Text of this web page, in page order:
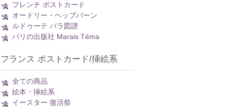
フレンチ ポストカード
オードリー・ヘップバーン
ルドゥーテ バラ図譜
パリの出版社 Marais Téma
フランス ポストカード/挿絵系
全ての商品
絵本・挿絵系
イースター 復活祭